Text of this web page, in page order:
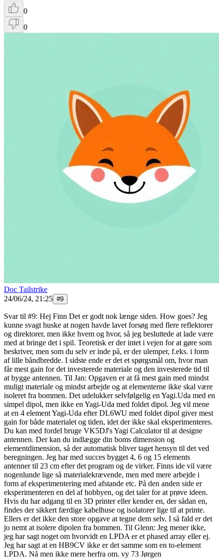
0
0
Doc Tailstrike
24/06/24, 21:25 #9
Svar til #9: Hej Finn Det er godt nok længe siden. How goes? Jeg
kunne svagt huske at nogen havde lavet forsøg med flere reflektorer
og direktorer, men ikke hvem og hvor, så jeg besluttede at lade være
med at bringe det i spil. Teoretisk er der intet i vejen for at gøre som
beskriver, men som du selv er inde på, er der ulemper, f.eks. i form
af lille båndbredde. I sidste ende er det et spørgsmål om, hvor man
får mest gain for det investerede materiale og den investerede tid til
at bygge antennen. Til Jan: Opgaven er at få mest gain med mindst
muligt materiale og mindst arbejde og at elementerne ikke skal være
isoleret fra bommen. Det udelukker selvfølgelig en Yagi.Uda med en
simpel dipol, men ikke en Yagi-Uda med foldet dipol. Jeg vil mene
at en 4 element Yagi-Uda efter DL6WU med foldet dipol giver mest
gain for både materialet og tiden, idet der ikke skal eksperimenteres.
Du kan med fordel bruge VK5DJ's Yagi Calculator til at designe
antennen. Der kan du indlægge din boms dimension og
elementdimension, så der automatisk bliver taget hensyn til det ved
beregningen. Jeg har med succes bygget 4, 6 og 15 elements
antenner til 23 cm efter det program og de virker. Finns ide vil være
nogenlunde lige så materialekrævende, men med mere arbejde i
form af eksperimentering med afstande etc. På den anden side er
eksperimenteren en del af hobbyen, og det taler for at prøve ideen.
Hvis du har adgang til en 3D printer eller kender en, der sådan en,
findes der sikkert færdige kabelhuse og isolatorer lige til at printe.
Ellers er det ikke den store opgave at tegne dem selv. I så fald er det
jo nemt at isolere dipolen fra bommen. Til Glenn: Jeg mener ikke,
jeg har sagt noget om hvorvidt en LPDA er et phased array eller ej.
Jeg har sagt at en HB9CV ikke er det samme som en to-element
LPDA. Nå men ikke mere herfra om. vy 73 Jørgen